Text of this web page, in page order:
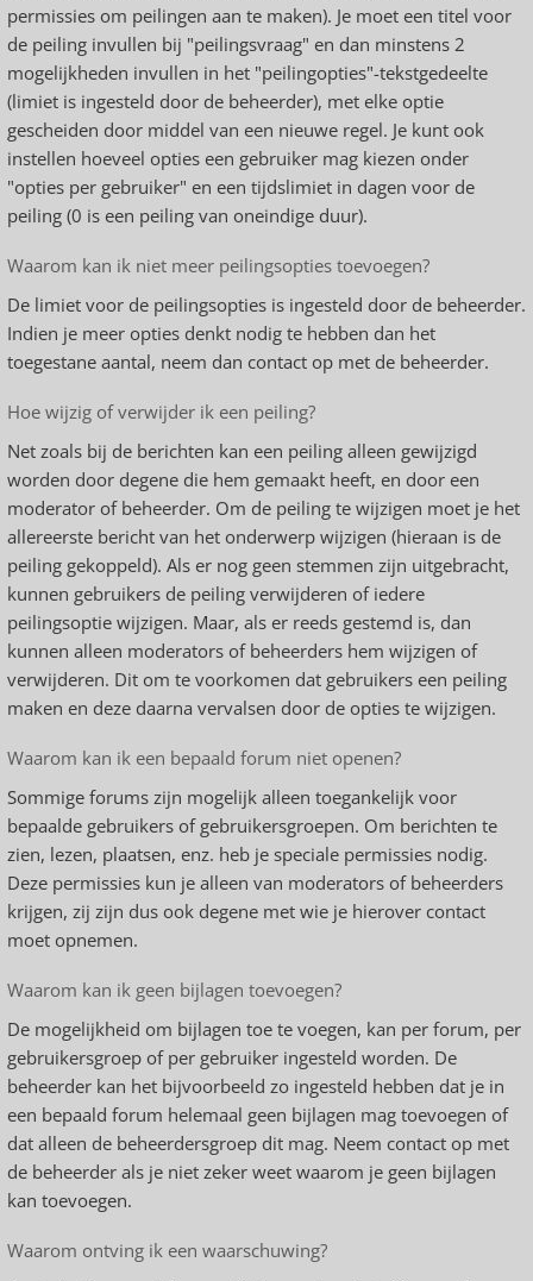
permissies om peilingen aan te maken). Je moet een titel voor
de peiling invullen bij "peilingsvraag" en dan minstens 2
mogelijkheden invullen in het "peilingopties"-tekstgedeelte
(limiet is ingesteld door de beheerder), met elke optie
gescheiden door middel van een nieuwe regel. Je kunt ook
instellen hoeveel opties een gebruiker mag kiezen onder
"opties per gebruiker" en een tijdslimiet in dagen voor de
peiling (0 is een peiling van oneindige duur).
Waarom kan ik niet meer peilingsopties toevoegen?
De limiet voor de peilingsopties is ingesteld door de beheerder.
Indien je meer opties denkt nodig te hebben dan het
toegestane aantal, neem dan contact op met de beheerder.
Hoe wijzig of verwijder ik een peiling?
Net zoals bij de berichten kan een peiling alleen gewijzigd
worden door degene die hem gemaakt heeft, en door een
moderator of beheerder. Om de peiling te wijzigen moet je het
allereerste bericht van het onderwerp wijzigen (hieraan is de
peiling gekoppeld). Als er nog geen stemmen zijn uitgebracht,
kunnen gebruikers de peiling verwijderen of iedere
peilingsoptie wijzigen. Maar, als er reeds gestemd is, dan
kunnen alleen moderators of beheerders hem wijzigen of
verwijderen. Dit om te voorkomen dat gebruikers een peiling
maken en deze daarna vervalsen door de opties te wijzigen.
Waarom kan ik een bepaald forum niet openen?
Sommige forums zijn mogelijk alleen toegankelijk voor
bepaalde gebruikers of gebruikersgroepen. Om berichten te
zien, lezen, plaatsen, enz. heb je speciale permissies nodig.
Deze permissies kun je alleen van moderators of beheerders
krijgen, zij zijn dus ook degene met wie je hierover contact
moet opnemen.
Waarom kan ik geen bijlagen toevoegen?
De mogelijkheid om bijlagen toe te voegen, kan per forum, per
gebruikersgroep of per gebruiker ingesteld worden. De
beheerder kan het bijvoorbeeld zo ingesteld hebben dat je in
een bepaald forum helemaal geen bijlagen mag toevoegen of
dat alleen de beheerdersgroep dit mag. Neem contact op met
de beheerder als je niet zeker weet waarom je geen bijlagen
kan toevoegen.
Waarom ontving ik een waarschuwing?